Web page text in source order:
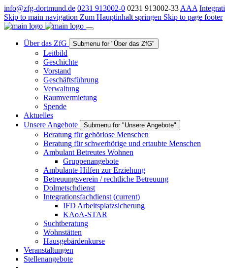
info@zfg-dortmund.de 0231 913002-0 0231 913002-33 AAA
Skip to main navigation Zum Hauptinhalt springen Skip to page footer
Über das ZfG Submenu for "Über das ZfG"
Leitbild
Geschichte
Vorstand
Geschäftsführung
Verwaltung
Raumvermietung
Spende
Aktuelles
Unsere Angebote
Submenu for "Unsere Angebote"
Beratung für gehörlose Menschen
Beratung für schwerhörige und ertaubte Menschen
Ambulant Betreutes Wohnen
Gruppenangebote
Ambulante Hilfen zur Erziehung
Betreuungsverein / rechtliche Betreuung
Dolmetschdienst
Integrationsfachdienst (current)
IFD Arbeitsplatzsicherung
KAoA-STAR
Suchtberatung
Wohnstätten
Hausgebärdenkurse
Veranstaltungen
Stellenangebote